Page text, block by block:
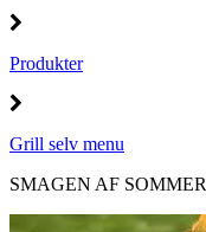
Produkter
Grill selv menu
SMAGEN AF SOMMER